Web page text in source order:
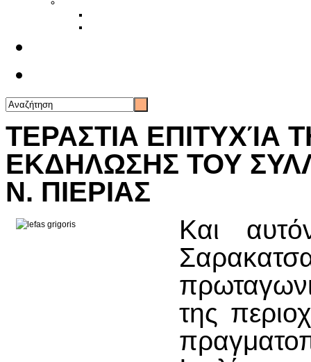
ΤΕΡΑΣΤΙΑ ΕΠΙΤΥΧΊΑ
ΕΚΔΗΛΩΣΗΣ ΤΟΥ
Ν. ΠΙΕΡΙΑΣ
Και
της